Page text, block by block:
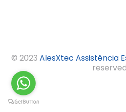
© 2023 AlesXtec Assistência
reserved